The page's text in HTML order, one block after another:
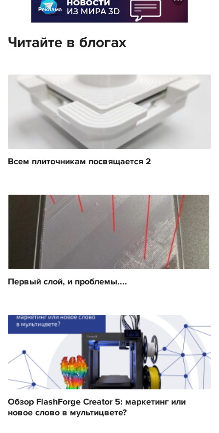
Реклама
Читайте в блогах
Всем плиточникам посвящается 2
Первый слой, и проблемы....
Обзор FlashForge Creator 5: маркетинг или
новое слово в мультицвете?